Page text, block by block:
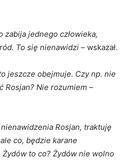
jednego człowieka,
To się nienawidzi – wskazał.
jeszcze obejmuje. Czy np. nie
Rosjan? Nie rozumiem –
Rosjan, traktuję
co, będzie karane
to co? Żydów nie wolno